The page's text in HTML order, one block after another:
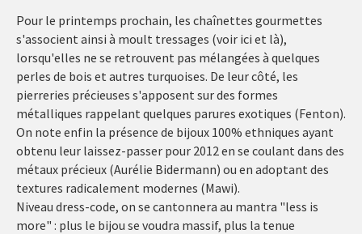
Pour le printemps prochain, les chaînettes gourmettes
s'associent ainsi à moult tressages (voir ici et là),
lorsqu'elles ne se retrouvent pas mélangées à quelques
perles de bois et autres turquoises. De leur côté, les
pierreries précieuses s'apposent sur des formes
métalliques rappelant quelques parures exotiques (Fenton).
On note enfin la présence de bijoux 100% ethniques ayant
obtenu leur laissez-passer pour 2012 en se coulant dans des
métaux précieux (Aurélie Bidermann) ou en adoptant des
textures radicalement modernes (Mawi).
Niveau dress-code, on se cantonnera au mantra "less is
more" : plus le bijou se voudra massif, plus la tenue